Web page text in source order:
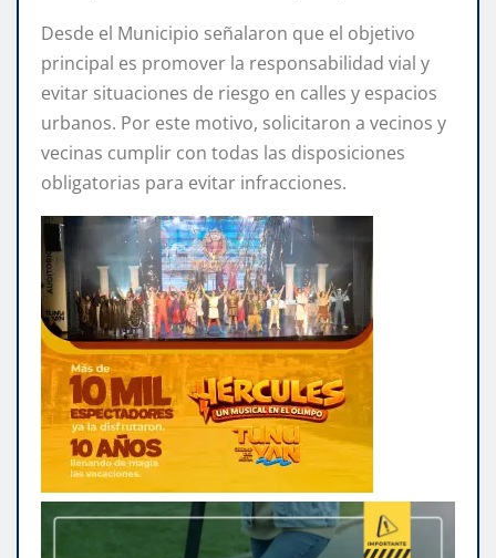
Desde el Municipio señalaron que el objetivo
principal es promover la responsabilidad vial y
evitar situaciones de riesgo en calles y espacios
urbanos. Por este motivo, solicitaron a vecinos y
vecinas cumplir con todas las disposiciones
obligatorias para evitar infracciones.